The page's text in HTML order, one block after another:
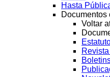
Hasta
Voltar